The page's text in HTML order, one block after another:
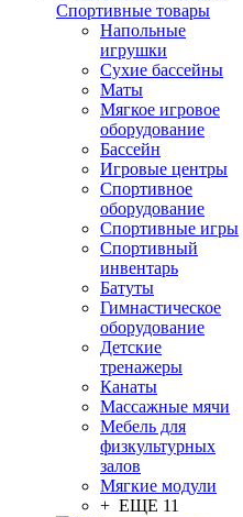
Спортивные товары
Напольные
игрушки
Сухие бассейны
Маты
Мягкое игровое
оборудование
Бассейн
Игровые центры
Спортивное
оборудование
Спортивные игры
Спортивный
инвентарь
Батуты
Гимнастическое
оборудование
Детские
тренажеры
Канаты
Массажные мячи
Мебель для
физкультурных
залов
Мягкие модули
+ ЕЩЕ 11